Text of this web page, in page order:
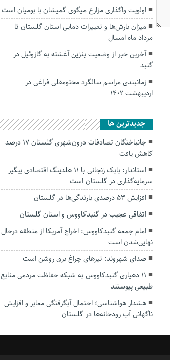
اولویت واگذاری مزارع میگوی گمیشان با بومیان است
میزان بارش‌ها و تغییرات دمایی استان گلستان تا
مرداد ماه امسال
آخرین خبر از وضعیت بنزین آغشته به گازوئیل در
گنبد
زمانبندی مراسم سالگرد مختومقلی فراغی در
اردیبهشت 1402
جديدترين ها
جانباختگان تصادفات درون‌شهری گلستان ۱۷ درصد
کاهش یافت
استاندار: بابک زنجانی با ۱۱ هلدینگ اقتصادی پیگیر
سرمایه‌گذاری در گلستان است
افزایش ۵۳ درصدی بارندگی‌ها در گلستان
اتفاقی عجیب در‌ گنبدکاووس و استان گلستان
امام جمعه گنبدکاووس: اخراج آمریکا از منطقه درحال
نهایی‌شدن است
صدای شهروند: تیرهای چراغ برق روشن است
۱۱ دهیاری گنبدکاووس به شبکه حفاظت مردمی منابع
طبیعی پیوستند
هشدار هواشناسی؛ احتمال آبگرفتگی معابر و افزایش
ناگهانی آب رودخانه‌ها در گلستان